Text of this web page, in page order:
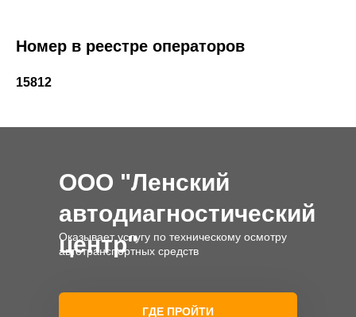
Номер в реестре операторов
15812
ООО "Ленский
автодиагностический
центр"
Оказывает услугу по техническому осмотру
автотранспортных средств
ГДЕ ПРОЙТИ